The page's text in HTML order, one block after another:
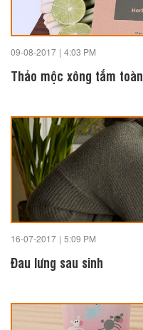
09-08-2017 | 4:03 PM
Thảo mộc xông tắm
16-07-2017 | 5:09 PM
Đau lưng sau sinh